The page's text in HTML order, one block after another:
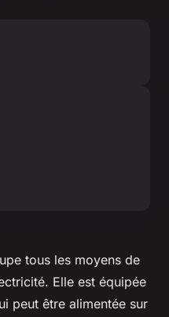
tous les moyens de
Elle est équipée
peut être alimentée sur